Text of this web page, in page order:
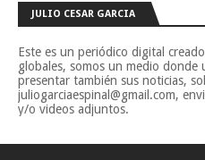
JULIO CESAR GARCIA
Este es un periódico digital
globales, somos un medio
presentar también sus noticias,
juliogarciaespinal@gmail.com,
y/o videos adjuntos.